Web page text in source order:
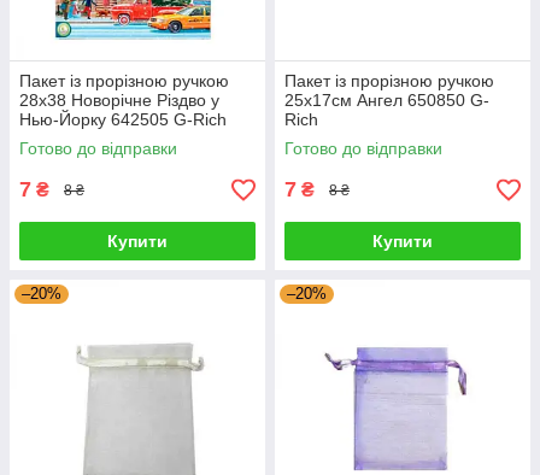
Пакет із прорізною ручкою
28х38 Новорічне Різдво у
Нью-Йорку 642505 G-Rich
Готово до відправки
7 ₴ 8 ₴
Купити
Пакет із прорізною ручкою
25х17см Ангел 650850 G-
Rich
Готово до відправки
7 ₴ 8 ₴
Купити
–20% –20%